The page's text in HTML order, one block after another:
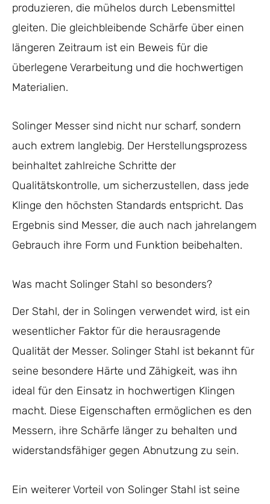
produzieren, die mühelos durch Lebensmittel
gleiten. Die gleichbleibende Schärfe über einen
längeren Zeitraum ist ein Beweis für die
überlegene Verarbeitung und die hochwertigen
Materialien.
Solinger Messer sind nicht nur scharf, sondern
auch extrem langlebig. Der Herstellungsprozess
beinhaltet zahlreiche Schritte der
Qualitätskontrolle, um sicherzustellen, dass jede
Klinge den höchsten Standards entspricht. Das
Ergebnis sind Messer, die auch nach jahrelangem
Gebrauch ihre Form und Funktion beibehalten.
Was macht Solinger Stahl so besonders?
Der Stahl, der in Solingen verwendet wird, ist ein
wesentlicher Faktor für die herausragende
Qualität der Messer. Solinger Stahl ist bekannt für
seine besondere Härte und Zähigkeit, was ihn
ideal für den Einsatz in hochwertigen Klingen
macht. Diese Eigenschaften ermöglichen es den
Messern, ihre Schärfe länger zu behalten und
widerstandsfähiger gegen Abnutzung zu sein.
Ein weiterer Vorteil von Solinger Stahl ist seine